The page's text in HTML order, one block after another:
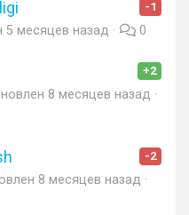
-1
5 месяцев назад 0
+2
8 месяцев назад
-2
8 месяцев назад